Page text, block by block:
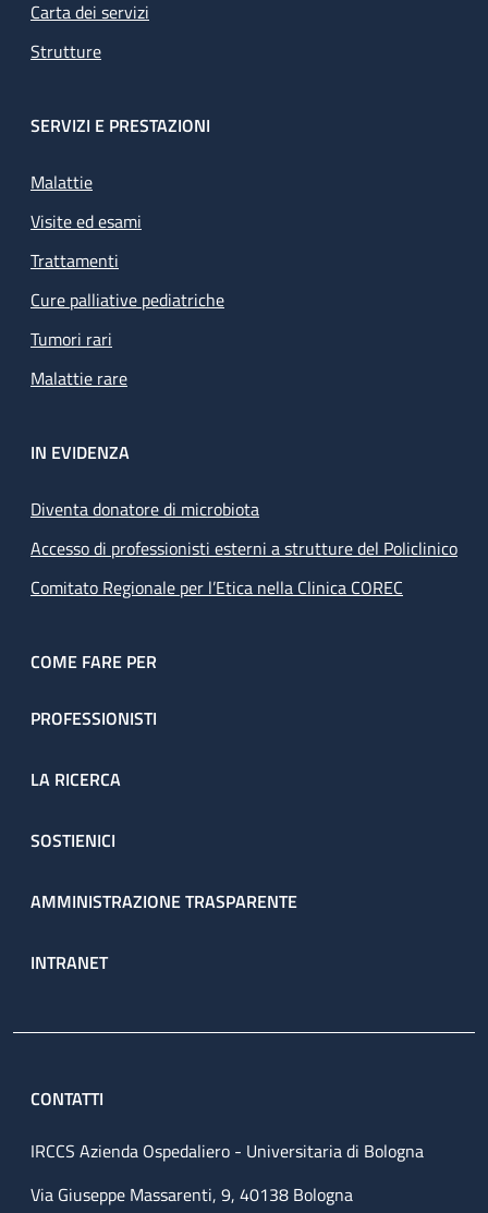
Carta dei servizi
Strutture
SERVIZI E PRESTAZIONI
Malattie
Visite ed esami
Trattamenti
Cure palliative pediatriche
Tumori rari
Malattie rare
IN EVIDENZA
Diventa donatore di microbiota
Accesso di professionisti esterni a strutture del Policlinico
Comitato Regionale per l’Etica nella Clinica COREC
COME FARE PER
PROFESSIONISTI
LA RICERCA
SOSTIENICI
AMMINISTRAZIONE TRASPARENTE
INTRANET
CONTATTI
IRCCS Azienda Ospedaliero - Universitaria di Bologna
Via Giuseppe Massarenti, 9, 40138 Bologna